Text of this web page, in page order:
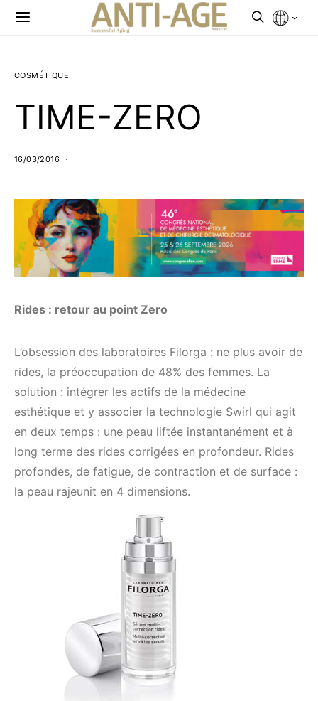
COSMÉTIQUE
TIME-ZERO
16/03/2016
Rides : retour au point Zero
L’obsession des laboratoires Filorga : ne plus avoir de
rides, la préoccupation de 48% des femmes. La
solution : intégrer les actifs de la médecine
esthétique et y associer la technologie Swirl qui agit
en deux temps : une peau liftée instantanément et à
long terme des rides corrigées en profondeur. Rides
profondes, de fatigue, de contraction et de surface :
la peau rajeunit en 4 dimensions.